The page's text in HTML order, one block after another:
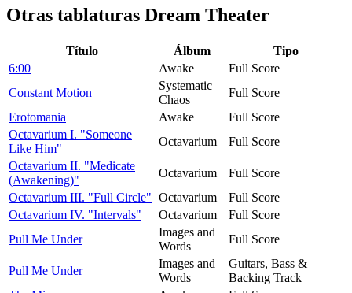
Otras tablaturas Dream Theater
Título Álbum
Tipo
6:00
Awake
Full Score
Constant Motion
Systematic
Chaos
Full Score
Erotomania
Awake
Full Score
Octavarium I. "Someone
Like Him"
Octavarium
Full Score
Octavarium II. "Medicate
(Awakening)"
Octavarium
Full Score
Octavarium III. "Full Circle" Octavarium
Full Score
Octavarium IV. "Intervals"
Octavarium
Full Score
Pull Me Under
Images and
Words
Full Score
Pull Me Under
Images and
Words
Guitars, Bass &
Backing Track